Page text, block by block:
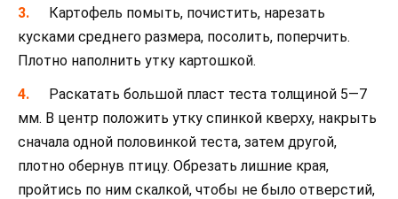
Картофель помыть, почистить, нарезать
кусками среднего размера, посолить, поперчить.
Плотно наполнить утку картошкой.
Раскатать большой пласт теста толщиной 5—7
мм. В центр положить утку спинкой кверху, накрыть
сначала одной половинкой теста, затем другой,
плотно обернув птицу. Обрезать лишние края,
пройтись по ним скалкой, чтобы не было отверстий,